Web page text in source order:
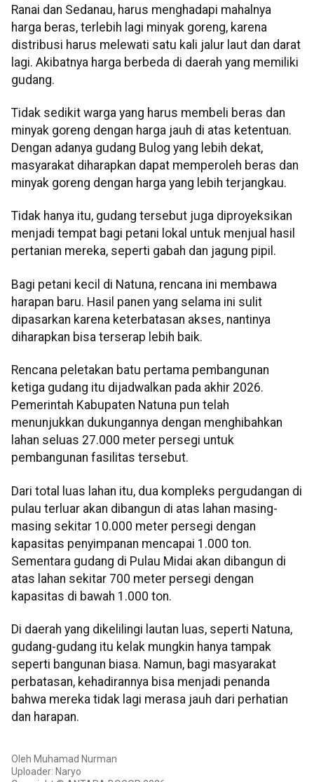
Ranai dan Sedanau, harus menghadapi mahalnya
harga beras, terlebih lagi minyak goreng, karena
distribusi harus melewati satu kali jalur laut dan darat
lagi. Akibatnya harga berbeda di daerah yang memiliki
gudang.
Tidak sedikit warga yang harus membeli beras dan
minyak goreng dengan harga jauh di atas ketentuan.
Dengan adanya gudang Bulog yang lebih dekat,
masyarakat diharapkan dapat memperoleh beras dan
minyak goreng dengan harga yang lebih terjangkau.
Tidak hanya itu, gudang tersebut juga diproyeksikan
menjadi tempat bagi petani lokal untuk menjual hasil
pertanian mereka, seperti gabah dan jagung pipil.
Bagi petani kecil di Natuna, rencana ini membawa
harapan baru. Hasil panen yang selama ini sulit
dipasarkan karena keterbatasan akses, nantinya
diharapkan bisa terserap lebih baik.
Rencana peletakan batu pertama pembangunan
ketiga gudang itu dijadwalkan pada akhir 2026.
Pemerintah Kabupaten Natuna pun telah
menunjukkan dukungannya dengan menghibahkan
lahan seluas 27.000 meter persegi untuk
pembangunan fasilitas tersebut.
Dari total luas lahan itu, dua kompleks pergudangan di
pulau terluar akan dibangun di atas lahan masing-
masing sekitar 10.000 meter persegi dengan
kapasitas penyimpanan mencapai 1.000 ton.
Sementara gudang di Pulau Midai akan dibangun di
atas lahan sekitar 700 meter persegi dengan
kapasitas di bawah 1.000 ton.
Di daerah yang dikelilingi lautan luas, seperti Natuna,
gudang-gudang itu kelak mungkin hanya tampak
seperti bangunan biasa. Namun, bagi masyarakat
perbatasan, kehadirannya bisa menjadi penanda
bahwa mereka tidak lagi merasa jauh dari perhatian
dan harapan.
Oleh Muhamad Nurman
Uploader: Naryo